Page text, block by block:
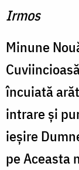
Irmos
Minune
încuiată
intrare şi
ieşire
pe Aceasta